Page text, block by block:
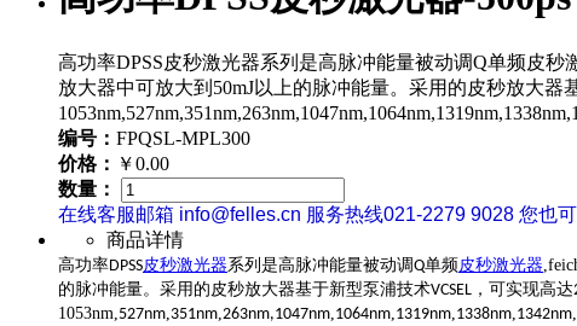
高功率DPSS皮秒激光器系列是高脉冲能量被动调Q单频皮
放大器中可放大到50mJ以上的脉冲能量。采用的皮秒放大
编号： FPQSL-MPL300
价格： ￥0.00
数量：
在线客服邮箱 info@felles.cn 服务热线021-2279 9028 您也可
商品详情
高功率DPSS皮秒激光器 系列是高脉冲能量被动调Q单频 皮秒激光器
的脉冲能量。采用的皮秒放大器基于新型泵浦技术VCSEL ，可实现高达
1053nm, 527nm 351nm 263nm,1047nm 1064nm 1319nm 1338nm 1342nm